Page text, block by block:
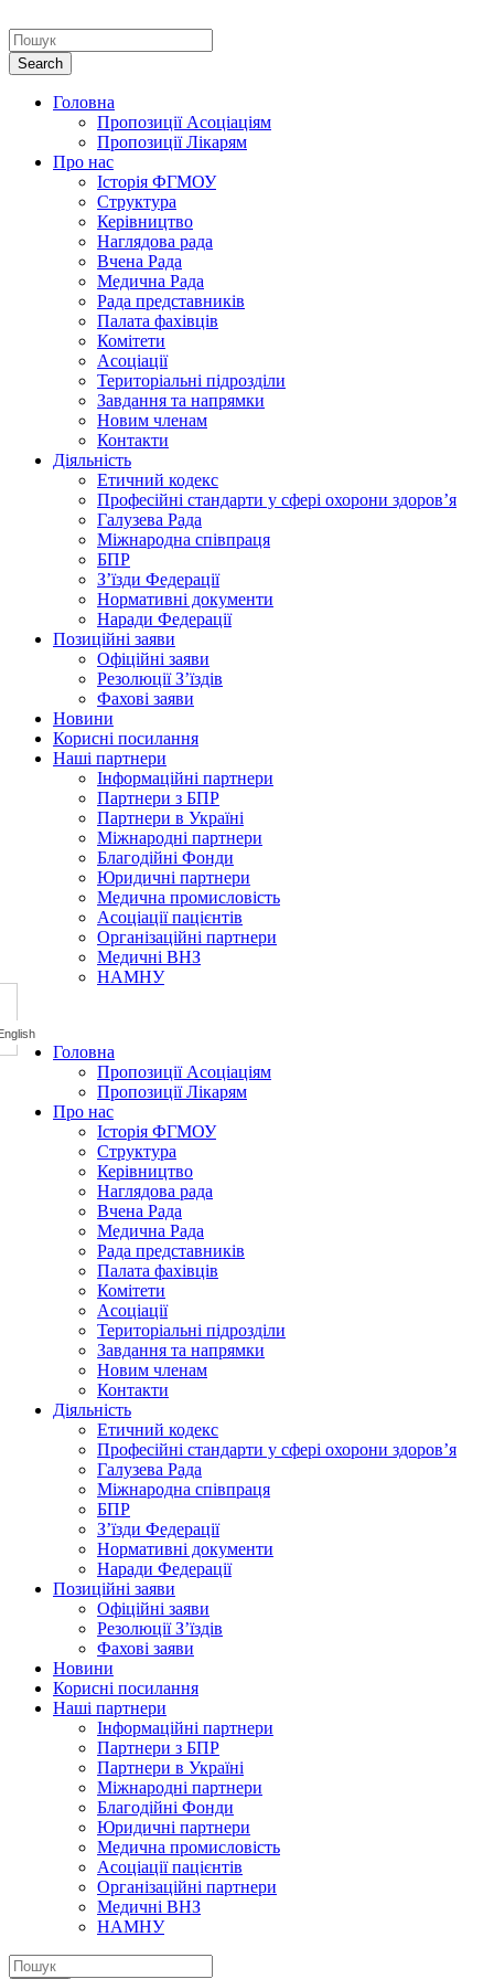
Головна
Пропозиції Асоціаціям
Пропозиції Лікарям
Про нас
Історія ФГМОУ
Структура
Керівництво
Наглядова рада
Вчена Рада
Медична Рада
Рада представників
Палата фахівців
Комітети
Асоціації
Територіальні підрозділи
Завдання та напрямки
Новим членам
Контакти
Діяльність
Етичний кодекс
Професійні стандарти у сфері охорони здоров’я
Галузева Рада
Міжнародна співпраця
БПР
З’їзди Федерації
Нормативні документи
Наради Федерації
Позиційні заяви
Офіційні заяви
Резолюції З’їздів
Фахові заяви
Новини
Корисні посилання
Наші партнери
Інформаційні партнери
Партнери з БПР
Партнери в Україні
Міжнародні партнери
Благодійні Фонди
Юридичні партнери
Медична промисловість
Асоціації пацієнтів
Організаційні партнери
Медичні ВНЗ
НАМНУ
Головна
Пропозиції Асоціаціям
Пропозиції Лікарям
Про нас
Історія ФГМОУ
Структура
Керівництво
Наглядова рада
Вчена Рада
Медична Рада
Рада представників
Палата фахівців
Комітети
Асоціації
Територіальні підрозділи
Завдання та напрямки
Новим членам
Контакти
Діяльність
Етичний кодекс
Професійні стандарти у сфері охорони здоров’я
Галузева Рада
Міжнародна співпраця
БПР
З’їзди Федерації
Нормативні документи
Наради Федерації
Позиційні заяви
Офіційні заяви
Резолюції З’їздів
Фахові заяви
Новини
Корисні посилання
Наші партнери
Інформаційні партнери
Партнери з БПР
Партнери в Україні
Міжнародні партнери
Благодійні Фонди
Юридичні партнери
Медична промисловість
Асоціації пацієнтів
Організаційні партнери
Медичні ВНЗ
НАМНУ